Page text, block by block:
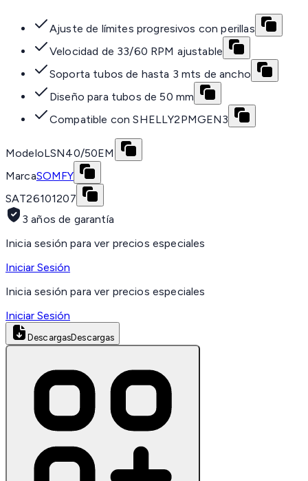
Ajuste de límites progresivos con perillas
Velocidad de 33/60 RPM ajustable
Soporta tubos de hasta 3 mts de ancho
Diseño para tubos de 50 mm
Compatible con SHELLY2PMGEN3
ModeloLSN40/50EM
MarcaSOMFY
SAT26101207
3 años de garantía
Inicia sesión para ver precios especiales
Iniciar Sesión
Inicia sesión para ver precios especiales
Iniciar Sesión
DescargasDescargas